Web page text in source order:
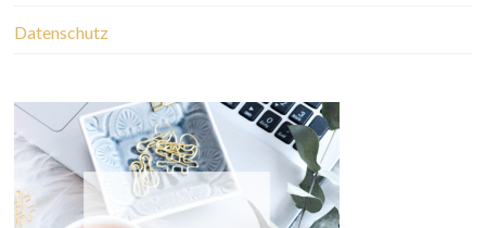
Datenschutz